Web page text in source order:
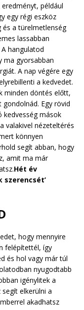
például
egy régi eszköz
és a türelmetlenség
lassabban
hangulatod
ma gyorsabban
A nap végére egy
a kedvedet.
minden döntés előtt,
Egy rövid
kedvesség mások
valakivel nézeteltérés
könnyen
segít abban, hogy
amit ma már
Hét év
szerencsét’
hogy mennyire
felépítettél, így
és hol vagy már túl
nyugodtabb
igénylitek a
elkerülni a
akadhatsz